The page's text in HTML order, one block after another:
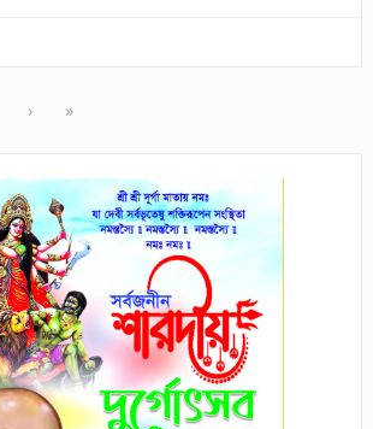
› »